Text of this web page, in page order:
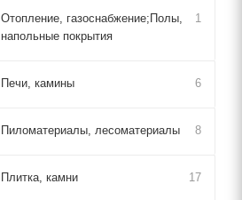
Отопление, газоснабжение;Полы,
напольные покрытия
1
Печи, камины 6
Пиломатериалы, лесоматериалы 8
Плитка, камни 17